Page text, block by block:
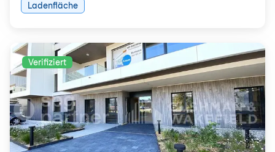
Ladenfläche
Verifiziert